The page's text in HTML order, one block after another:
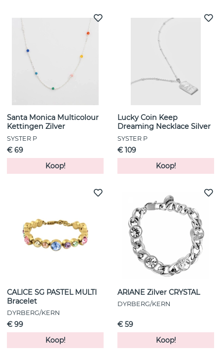
Santa Monica Multicolour
Kettingen Zilver
SYSTER P
€ 69
Koop!
Lucky Coin Keep
Dreaming Necklace Silver
SYSTER P
€ 109
Koop!
CALICE SG PASTEL MULTI
Bracelet
DYRBERG/KERN
€ 99
Koop!
ARIANE Zilver CRYSTAL
DYRBERG/KERN
€ 59
Koop!